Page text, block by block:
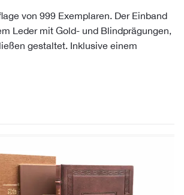
von 999 Exemplaren. Der Einband
Leder mit Gold- und Blindprägungen,
gestaltet. Inklusive einem